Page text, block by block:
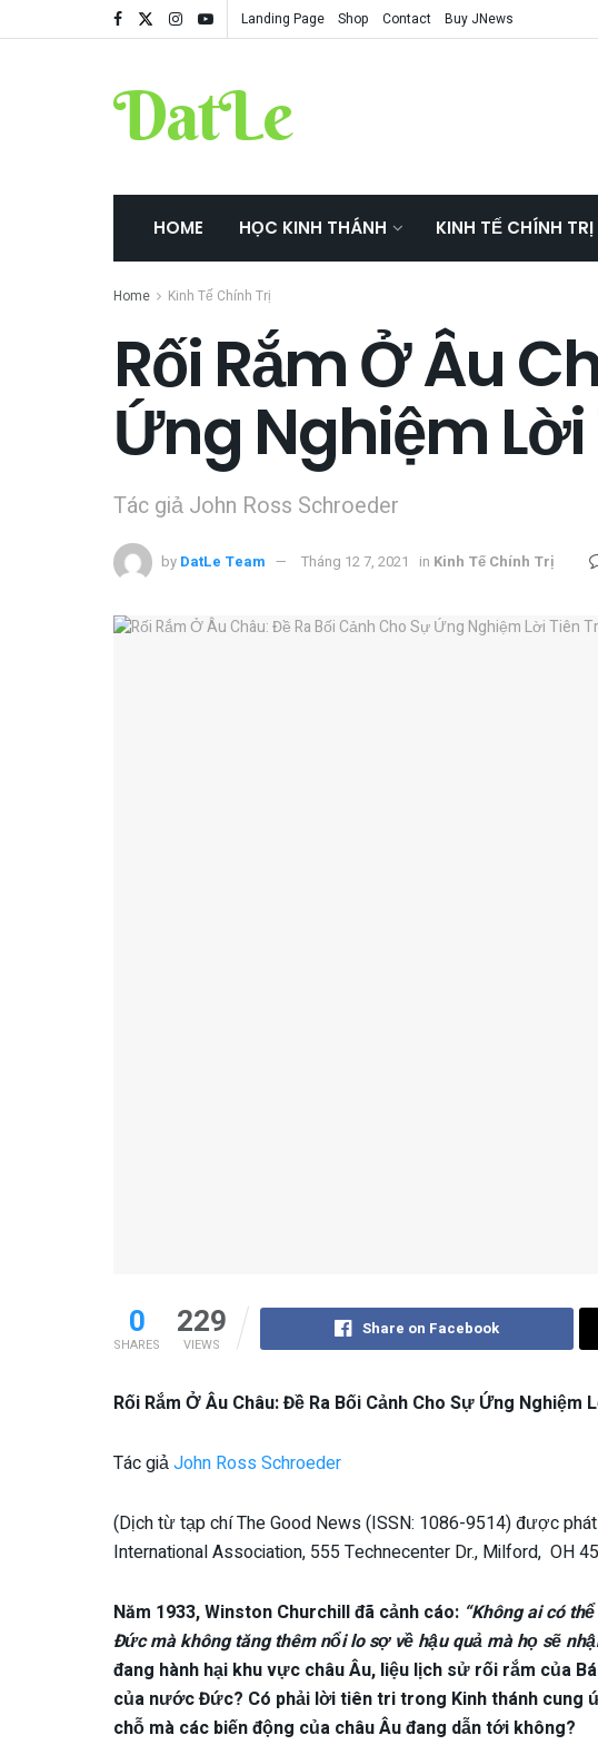
Landing Page Shop Contact Buy JNews
DatLe
HOME HỌC KINH THÁNH KINH TẾ CHÍNH TRỊ
Home Kinh Tế Chính Trị
Rối Rắm Ở Âu
Ứng Nghiệm Lời
Tác giả John Ross Schroeder
by DatLe Team Tháng 12 7, 2021 in Kinh Tế Chính Trị
0
SHARES
229
VIEWS
Share on Facebook
Rối Rắm Ở Âu Châu:Đề Ra Bối Cảnh Cho Sự Ứng Nghiệm
Tác giảJohn Ross Schroeder
(Dịch từ tạp chí The Good News (ISSN: 1086-9514) được
International Association, 555 Technecenter Dr., Milford, OH
Năm 1933, Winston Churchill đã cảnh cáo: “Không ai có
Đức mà không tăng thêm nổi lo sợ về hậu quả mà họ sẽ
đang hành hại khu vực châu Âu, liệu lịch sử rối rắm của
của nước Đức? Có phải lời tiên tri trong Kinh thánh cung
chỗ mà các biến động của châu Âu đang dẫn tới không?